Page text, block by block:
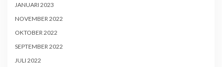
JANUARI 2023
NOVEMBER 2022
OKTOBER 2022
SEPTEMBER 2022
JULI 2022